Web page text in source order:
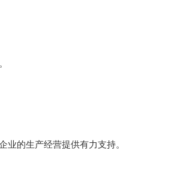
的生产经营提供有力支持。